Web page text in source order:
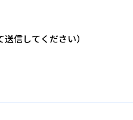
信してください）